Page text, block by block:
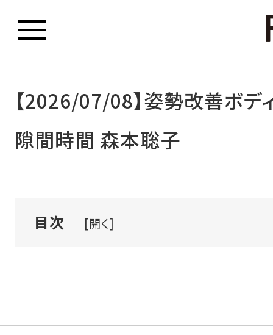
【2026/07/08】姿勢改善ボデ
隙間時間 森本聡子
目次 [開く]